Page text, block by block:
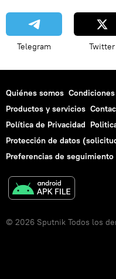
Telegram Twitter
Quiénes somos
Productos y servicios
Política de Privacidad
Protección de datos
Preferencias de seguimiento
© 2026 Sputnik Todos los